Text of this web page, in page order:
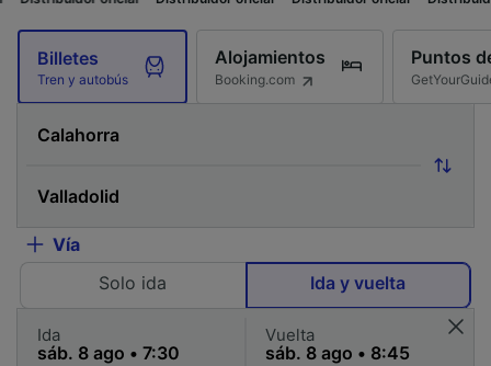
Billetes
Tren y autobús
Alojamientos
Booking.com
Puntos
Vía
Solo ida
Ida y vuelta
Ida Vuelta